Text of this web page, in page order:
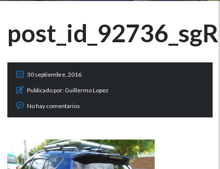
30 septiembre, 2016
Publicado por: Guillermo Lopez
No hay comentarios